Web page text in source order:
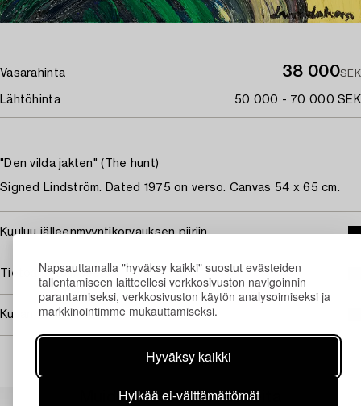
Napsauttamalla "hyväksy kaikki" suostut evästeiden
tallentamiseen laitteellesi verkkosivuston navigoinnin
parantamiseksi, verkkosivuston käytön analysoimiseksi ja
markkinointimme mukauttamiseksi.
Hyväksy kaikki
Hylkää ei-välttämättömät
Vasarahinta 38 000SEK
Lähtöhinta 50 000 - 70 000 SEK
"Den vilda jakten" (The hunt)
Signed Lindström. Dated 1975 on verso. Canvas 54 x 65 cm.
Kuuluu jälleenmyyntikorvauksen piiriin
Tietoa ostamisesta
Kuvan käyttöoikeudet
Muiden katsomia kohteita